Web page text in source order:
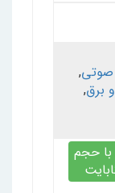
,
برق,
با حجم